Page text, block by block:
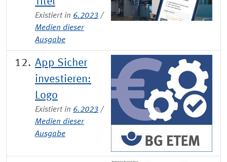
Existiert in 6.2023 /
Medien dieser
Ausgabe
App Sicher
investieren:
Logo
Existiert in 6.2023 /
Medien dieser
Ausgabe